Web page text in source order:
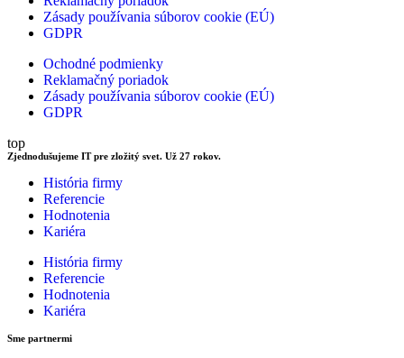
Zásady používania súborov cookie (EÚ)
GDPR
Ochodné podmienky
Reklamačný poriadok
Zásady používania súborov cookie (EÚ)
GDPR
top
Zjednodušujeme IT pre zložitý svet. Už 27 rokov.
História firmy
Referencie
Hodnotenia
Kariéra
História firmy
Referencie
Hodnotenia
Kariéra
Sme partnermi